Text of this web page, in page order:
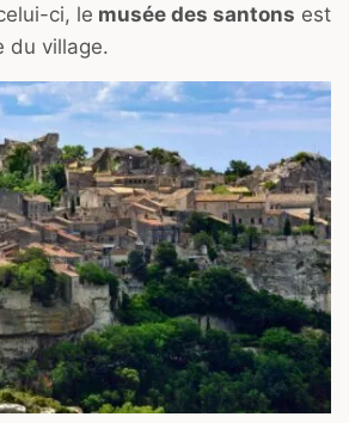
ci, le musée des santons est
du village.